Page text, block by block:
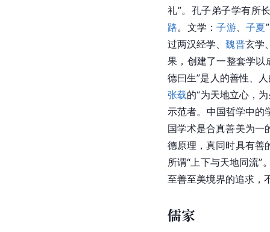
礼”。孔子弟子学有所
路。文学：子游、子夏
过两汉经学、魏晋玄学
果，创建了一整套学以
德曰生”是人的善性、
张载的“为天地立心，
示范者。 中国哲学中的
国学术是合真善美为一
德原理，真同时具有善
所谓“上下与天地同流
至善至美境界的追求，
儒家